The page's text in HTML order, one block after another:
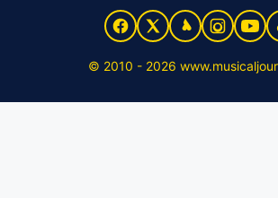
© 2010 - 2026